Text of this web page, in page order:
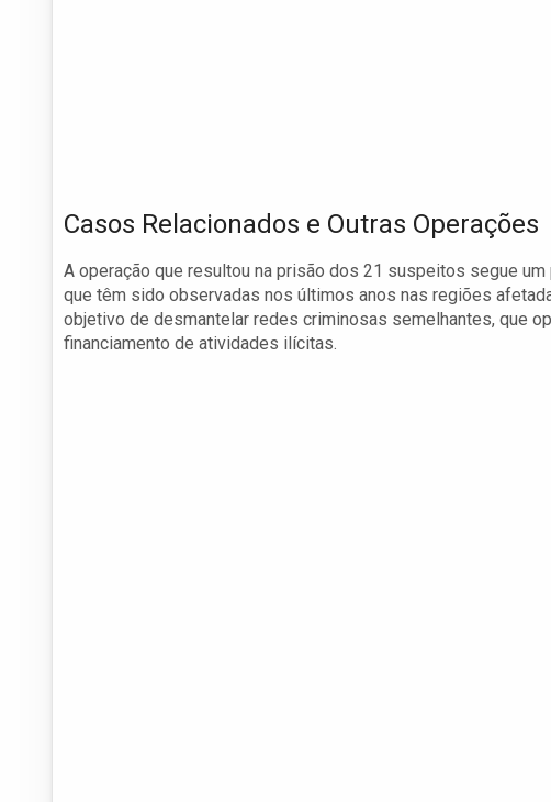
Casos Relacionados e Outras Operações
A operação que resultou na prisão dos 21 suspeitos segue
que têm sido observadas nos últimos anos nas regiões
objetivo de desmantelar redes criminosas semelhantes, que
financiamento de atividades ilícitas.